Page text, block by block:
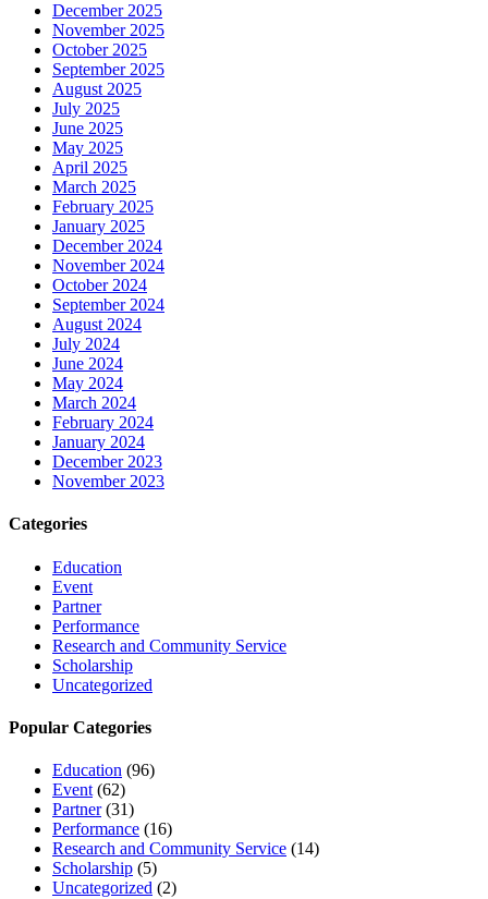
December 2025
November 2025
October 2025
September 2025
August 2025
July 2025
June 2025
May 2025
April 2025
March 2025
February 2025
January 2025
December 2024
November 2024
October 2024
September 2024
August 2024
July 2024
June 2024
May 2024
March 2024
February 2024
January 2024
December 2023
November 2023
Categories
Education
Event
Partner
Performance
Research and Community Service
Scholarship
Uncategorized
Popular Categories
Education (96)
Event (62)
Partner(31)
Performance (16)
Research and Community Service (14)
Scholarship (5)
Uncategorized (2)